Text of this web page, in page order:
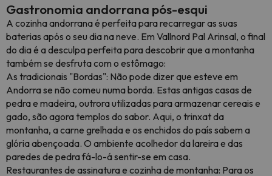
Gastronomia andorrana pós-esqui
A cozinha andorrana é perfeita para recarregar as suas
baterias após o seu dia na neve. Em Vallnord Pal Arinsal, o final
do dia é a desculpa perfeita para descobrir que a montanha
também se desfruta com o estômago:
As tradicionais "Bordas": Não pode dizer que esteve em
Andorra se não comeu numa borda. Estas antigas casas de
pedra e madeira, outrora utilizadas para armazenar cereais e
gado, são agora templos do sabor. Aqui, o trinxat da
montanha, a carne grelhada e os enchidos do país sabem a
glória abençoada. O ambiente acolhedor da lareira e das
paredes de pedra fá-lo-á sentir-se em casa.
Restaurantes de assinatura e cozinha de montanha: Para os